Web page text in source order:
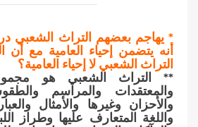
* يهاجم بعضهم التراث الشعبي
أنه يتضمن إحياء العامية مع
التراث الشعبي لا إحياء العامية؟
** التراث الشعبي هو
والمعتقدات والمراسم
والأحزان وغيرها والأمثال
واللغة المتعارف عليها وطراز